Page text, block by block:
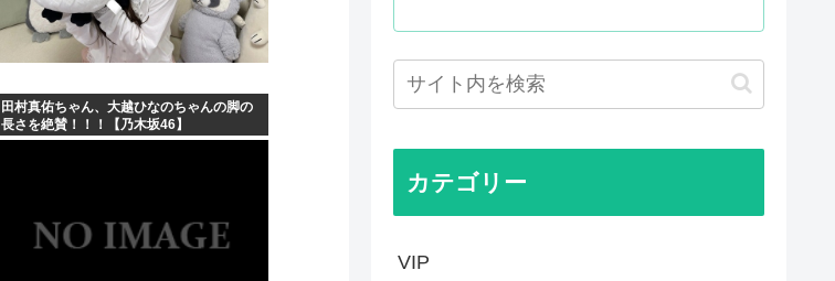
バンダイナムコ決算、プリキュアが前年比大幅減少
財務省のエース、左遷
韓国人「地震で高市早苗ちゃんは北朝鮮の金正恩と比較され完...
山本五十六「明日は真珠湾攻撃か…なんやこれ、デスノート？...
田村真佑ちゃん、大越ひなのちゃんの脚の
長さを絶賛！！！【乃木坂46】
カテゴリー
VIP